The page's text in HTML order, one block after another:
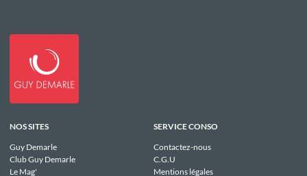
NOS SITES
Guy Demarle
Club Guy Demarle
Le Mag'
SERVICE CONSO
Contactez-nous
C.G.U
Mentions légales